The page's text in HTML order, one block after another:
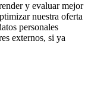
y evaluar mejor
nuestra oferta
personales
externos, si ya